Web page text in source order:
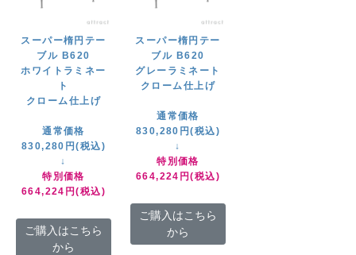
スーパー楕円テー
ブル B620
ホワイトラミネー
ト
クローム仕上げ
通常価格
830,280円(税込)
↓
特別価格
664,224円(税込)
ご購入はこちら
から
スーパー楕円テー
ブル B620
グレーラミネート
クローム仕上げ
通常価格
830,280円(税込)
↓
特別価格
664,224円(税込)
ご購入はこちら
から